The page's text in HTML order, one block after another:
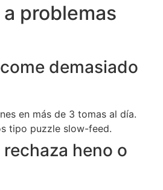
problemas
demasiado
en más de 3 tomas al día.
tipo puzzle slow-feed.
heno o